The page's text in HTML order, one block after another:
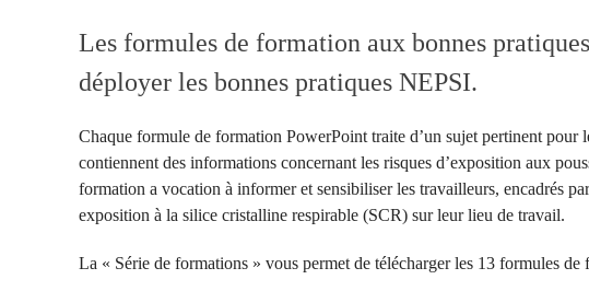
Les formules de formation aux bonnes
déployer les bonnes pratiques NEPSI.
Chaque formule de formation PowerPoint traite d’un sujet pertinent
contiennent des informations concernant les risques d’exposition aux
formation a vocation à informer et sensibiliser les travailleurs, encadrés
exposition à la silice cristalline respirable (SCR) sur leur lieu de travail.
La « Série de formations » vous permet de télécharger les 13 formules